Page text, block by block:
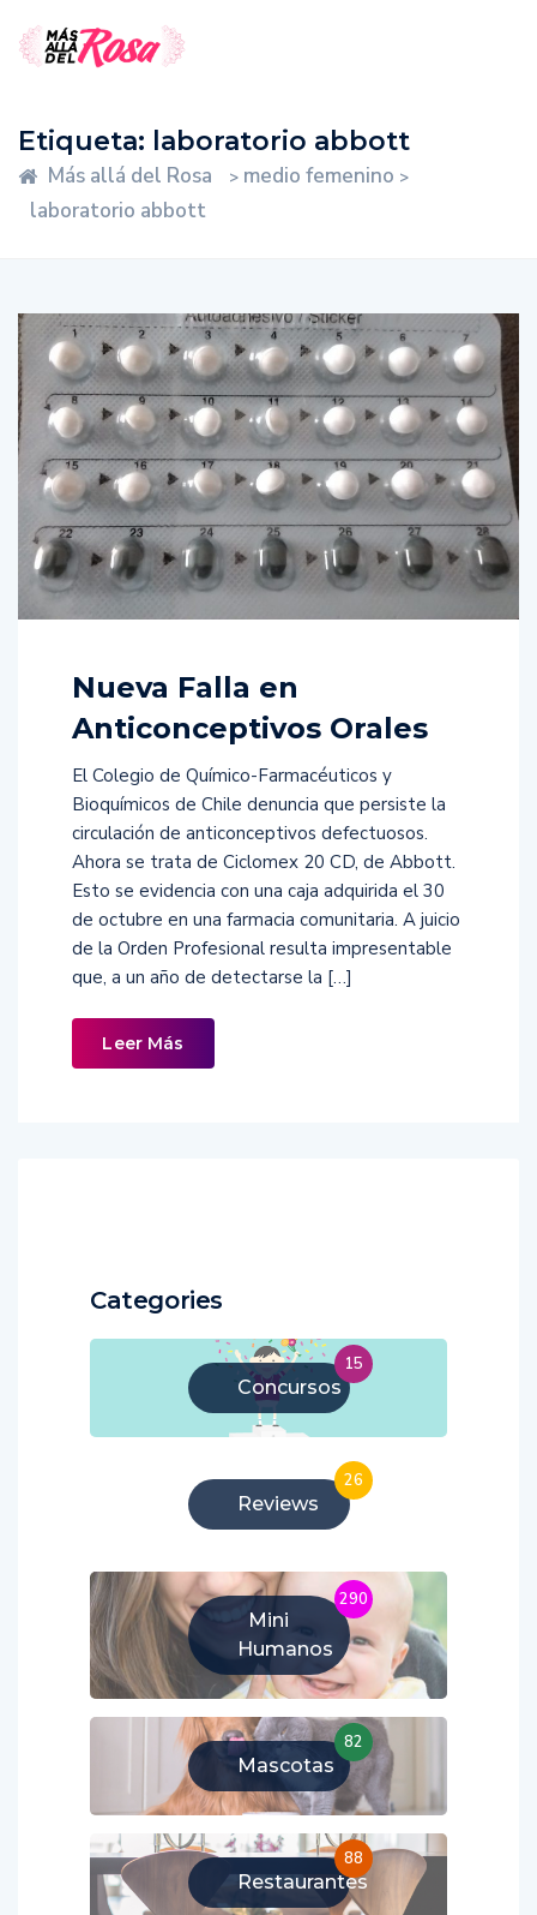
Etiqueta: laboratorio abbott
Más allá del Rosa > medio femenino >
laboratorio abbott
Nueva Falla en
Anticonceptivos Orales
El Colegio de Químico-Farmacéuticos y
Bioquímicos de Chile denuncia que persiste la
circulación de anticonceptivos defectuosos.
Ahora se trata de Ciclomex 20 CD, de Abbott.
Esto se evidencia con una caja adquirida el 30
de octubre en una farmacia comunitaria. A juicio
de la Orden Profesional resulta impresentable
que, a un año de detectarse la […]
Leer Más
Categories
Concursos
15
Reviews
26
Mini
Humanos
290
Mascotas
82
Restaurantes
88